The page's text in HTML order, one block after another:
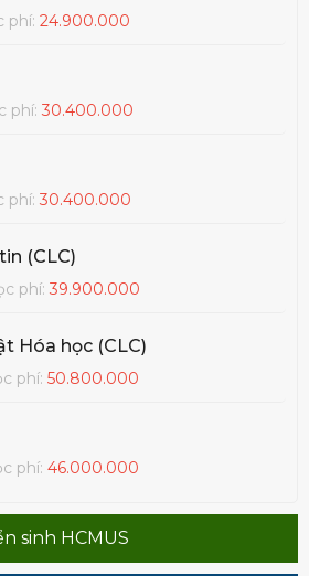
phí:24.900.000
phí:30.400.000
phí:30.400.000
(CLC)
phí:39.900.000
Hóa học (CLC)
phí:50.800.000
phí:46.000.000
sinh HCMUS